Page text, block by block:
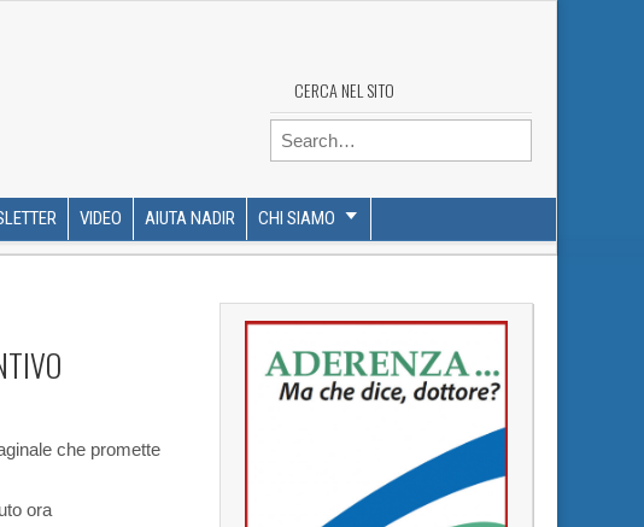
CERCA NEL SITO
Search for:
VIDEO AIUTA NADIR CHI SIAMO
che promette
ora